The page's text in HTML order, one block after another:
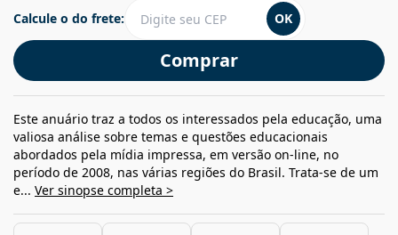
Comprar
Calcule o do frete: OK
Este anuário traz a todos os interessados pela educação, uma
valiosa análise sobre temas e questões educacionais
abordados pela mídia impressa, em versão on-line, no
período de 2008, nas várias regiões do Brasil. Trata-se de um
e... Ver sinopse completa >